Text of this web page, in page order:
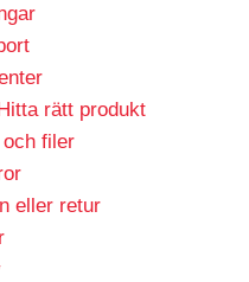
rätt produkt
filer
eller retur